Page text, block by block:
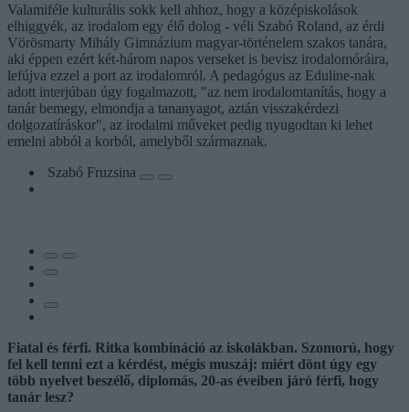
Valamiféle kulturális sokk kell ahhoz, hogy a középiskolások
elhiggyék, az irodalom egy élő dolog - véli Szabó Roland, az érdi
Vörösmarty Mihály Gimnázium magyar-történelem szakos tanára,
aki éppen ezért két-három napos verseket is bevisz irodalomóráira,
lefújva ezzel a port az irodalomról. A pedagógus az Eduline-nak
adott interjúban úgy fogalmazott, "az nem irodalomtanítás, hogy a
tanár bemegy, elmondja a tananyagot, aztán visszakérdezi
dolgozatíráskor", az irodalmi műveket pedig nyugodtan ki lehet
emelni abból a korból, amelyből származnak.
Szabó Fruzsina
Fiatal és férfi. Ritka kombináció az iskolákban. Szomorú, hogy
fel kell tenni ezt a kérdést, mégis muszáj: miért dönt úgy egy
több nyelvet beszélő, diplomás, 20-as éveiben járó férfi, hogy
tanár lesz?